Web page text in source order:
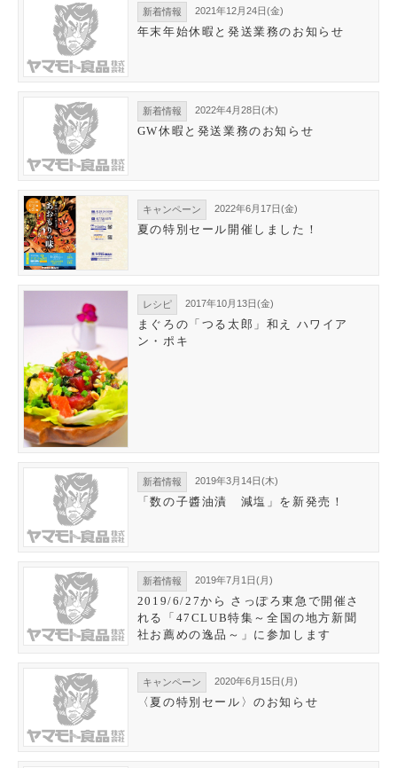
新着情報 2021年12月24日(金)
年末年始休暇と発送業務のお知らせ
新着情報 2022年4月28日(木)
GW休暇と発送業務のお知らせ
キャンペーン 2022年6月17日(金)
夏の特別セール開催しました！
レシピ 2017年10月13日(金)
まぐろの「つる太郎」和え ハワイア
ン・ポキ
新着情報 2019年3月14日(木)
「数の子醬油漬 減塩」を新発売！
新着情報 2019年7月1日(月)
2019/6/27から さっぽろ東急で開催さ
れる「47CLUB特集～全国の地方新聞
社お薦めの逸品～」に参加します
キャンペーン 2020年6月15日(月)
〈夏の特別セール〉のお知らせ